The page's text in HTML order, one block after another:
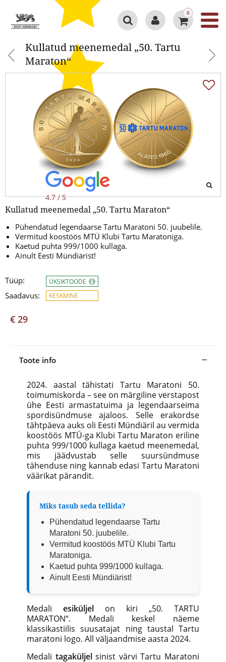
4.7 / 5
0
Kullatud meenemedal „50. Tartu
Maraton“
Kullatud meenemedal „50. Tartu Maraton“
Pühendatud legendaarse Tartu Maratoni 50. juubelile.
Vermitud koostöös MTÜ Klubi Tartu Maratoniga.
Kaetud puhta 999/1000 kullaga.
Ainult Eesti Mündiärist!
Tüüp:
Saadavus:
ÜKSIKTOODE
KESKMINE
€ 29
Toote info
2024. aastal tähistati Tartu Maratoni 50.
toimumiskorda – see on märgiline verstapost
ühe Eesti armastatuima ja legendaarseima
spordisündmuse ajaloos. Selle erakordse
tähtpäeva auks oli Eesti Mündiäril au vermida
koostöös MTÜ-ga Klubi Tartu Maraton eriline
puhta 999/1000 kullaga kaetud meenemedal,
mis jäädvustab selle suursündmuse
tähenduse ning kannab edasi Tartu Maratoni
väärikat pärandit.
Miks tasub seda tellida?
Pühendatud legendaarse Tartu
Maratoni 50. juubelile.
Vermitud koostöös MTÜ Klubi Tartu
Maratoniga.
Kaetud puhta 999/1000 kullaga.
Ainult Eesti Mündiärist!
Medali esiküljel on kiri „50. TARTU
MARATON“. Medali keskel näeme
klassikastiilis suusatajat ning taustal Tartu
maratoni logo. All väljaandmise aasta 2024.
Medali tagaküljelsinist värvi Tartu Maratoni
Kullatud meenemedal „50. Tartu
Maraton“